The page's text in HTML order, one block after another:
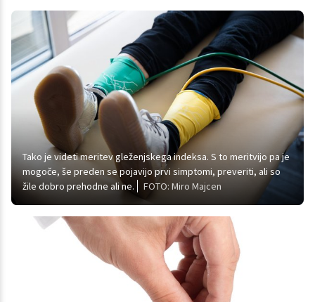
Tako je videti meritev gleženjskega indeksa. S to meritvijo pa je
mogoče, še preden se pojavijo prvi simptomi, preveriti, ali so
žile dobro prehodne ali ne.
FOTO: Miro Majcen